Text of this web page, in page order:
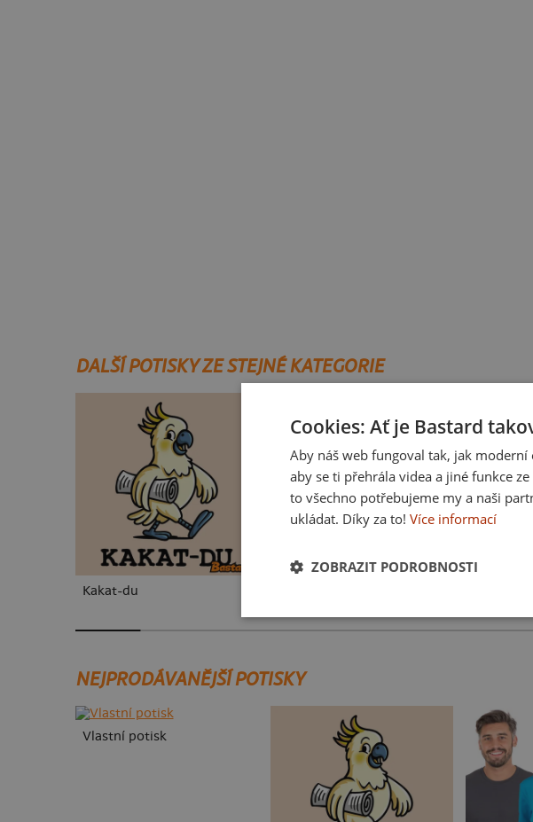
DALŠÍ POTISKY ZE STEJNÉ KATEGORIE
Kakat-du
NEJPRODÁVANĚJŠÍ POTISKY
Vlastní potisk
Cookies: Ať je Bastard
Aby náš web fungoval tak, jak
aby se ti přehrála videa a jiné funkce
to všechno potřebujeme my a naši
ukládat. Díky za to! Více informací
ZOBRAZIT PODROBNOSTI